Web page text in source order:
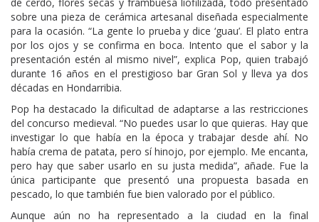
sobre una pieza de cerámica artesanal diseñada especialmente
para la ocasión. “La gente lo prueba y dice ‘guau’. El plato entra
por los ojos y se confirma en boca. Intento que el sabor y la
presentación estén al mismo nivel”, explica Pop, quien trabajó
durante 16 años en el prestigioso bar Gran Sol y lleva ya dos
décadas en Hondarribia.
Pop ha destacado la dificultad de adaptarse a las restricciones
del concurso medieval. “No puedes usar lo que quieras. Hay que
investigar lo que había en la época y trabajar desde ahí. No
había crema de patata, pero sí hinojo, por ejemplo. Me encanta,
pero hay que saber usarlo en su justa medida”, añade. Fue la
única participante que presentó una propuesta basada en
pescado, lo que también fue bien valorado por el público.
Aunque aún no ha representado a la ciudad en la final